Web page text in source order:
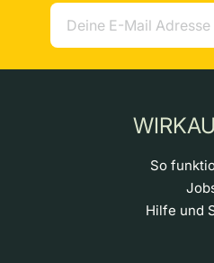
So
Hilfe und